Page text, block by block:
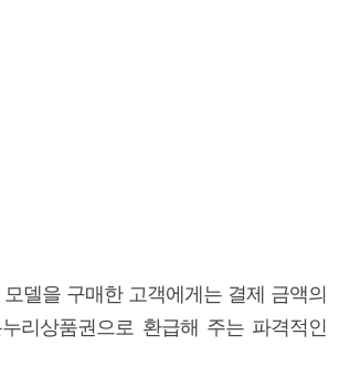
델을 구매한 고객에게는 결제 금액의
리상품권으로 환급해 주는 파격적인